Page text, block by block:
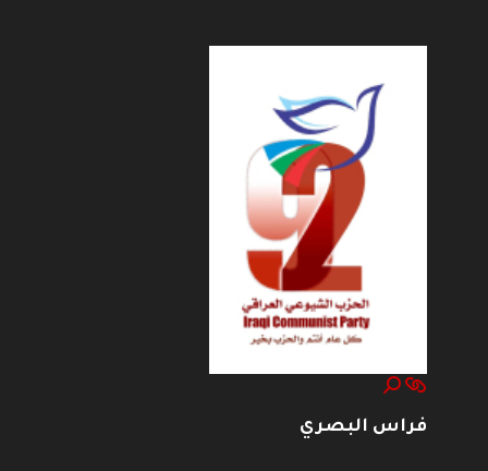
فراس البصري